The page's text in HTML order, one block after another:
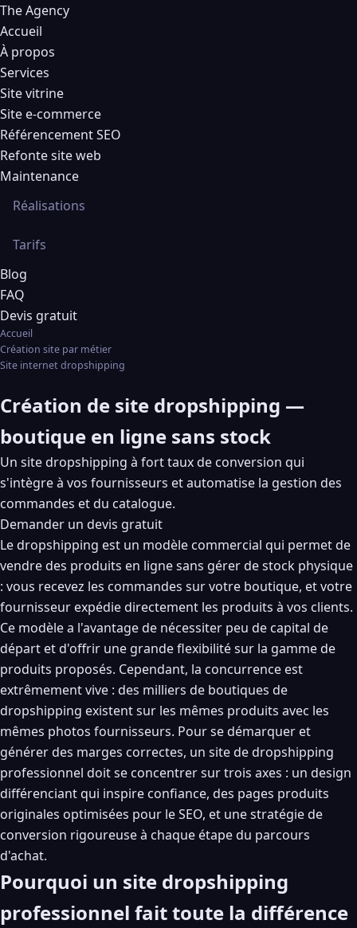
The Agency
Accueil
À propos
Services
Site vitrine
Site e-commerce
Référencement SEO
Refonte site web
Maintenance
Réalisations
Tarifs
Blog
FAQ
Devis gratuit
Accueil
Création site par métier
Site internet dropshipping
Création de site dropshipping —
boutique en ligne sans stock
Un site dropshipping à fort taux de conversion qui
s'intègre à vos fournisseurs et automatise la gestion des
commandes et du catalogue.
Demander un devis gratuit
Le dropshipping est un modèle commercial qui permet de
vendre des produits en ligne sans gérer de stock physique
: vous recevez les commandes sur votre boutique, et votre
fournisseur expédie directement les produits à vos clients.
Ce modèle a l'avantage de nécessiter peu de capital de
départ et d'offrir une grande flexibilité sur la gamme de
produits proposés. Cependant, la concurrence est
extrêmement vive : des milliers de boutiques de
dropshipping existent sur les mêmes produits avec les
mêmes photos fournisseurs. Pour se démarquer et
générer des marges correctes, un site de dropshipping
professionnel doit se concentrer sur trois axes : un design
différenciant qui inspire confiance, des pages produits
originales optimisées pour le SEO, et une stratégie de
conversion rigoureuse à chaque étape du parcours
d'achat.
Pourquoi un site dropshipping
professionnel fait toute la différence